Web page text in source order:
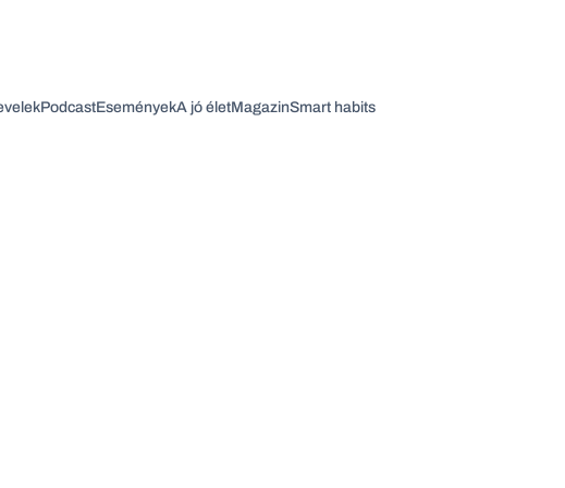
PodcastEseményekA jó életMagazinSmart habits